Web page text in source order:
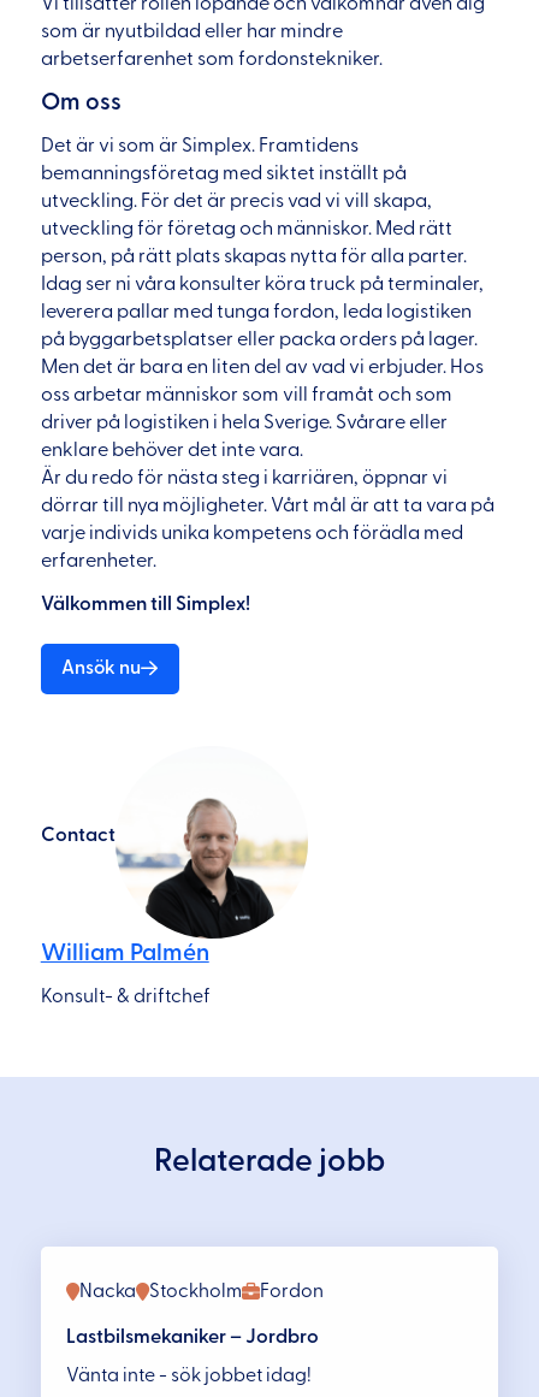
som är nyutbildad eller har mindre
arbetserfarenhet som fordonstekniker.
Om oss
Det är vi som är Simplex. Framtidens
bemanningsföretag med siktet inställt på
utveckling. För det är precis vad vi vill skapa,
utveckling för företag och människor. Med rätt
person, på rätt plats skapas nytta för alla parter.
Idag ser ni våra konsulter köra truck på terminaler,
leverera pallar med tunga fordon, leda logistiken
på byggarbetsplatser eller packa orders på lager.
Men det är bara en liten del av vad vi erbjuder. Hos
oss arbetar människor som vill framåt och som
driver på logistiken i hela Sverige. Svårare eller
enklare behöver det inte vara.
Är du redo för nästa steg i karriären, öppnar vi
dörrar till nya möjligheter. Vårt mål är att ta vara på
varje individs unika kompetens och förädla med
erfarenheter.
Välkommen till Simplex!
Ansök nu
Contact
William Palmén
Konsult- & driftchef
Relaterade jobb
Fordon
Nacka Stockholm
Lastbilsmekaniker – Jordbro
Vänta inte - sök jobbet idag!